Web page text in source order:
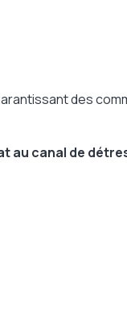
des
au canal de